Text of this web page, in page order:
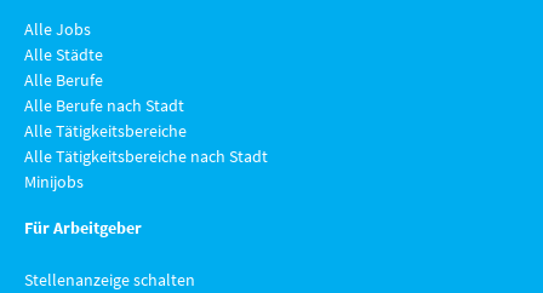
Alle Jobs
Alle Städte
Alle Berufe
Alle Berufe nach Stadt
Alle Tätigkeitsbereiche
Alle Tätigkeitsbereiche nach Stadt
Minijobs
Für Arbeitgeber
Stellenanzeige schalten